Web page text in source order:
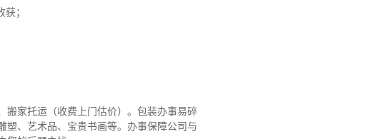
；
搬家托运（收费上门估价）。包装办事易碎
塑、艺术品、宝贵书画等。办事保障公司与